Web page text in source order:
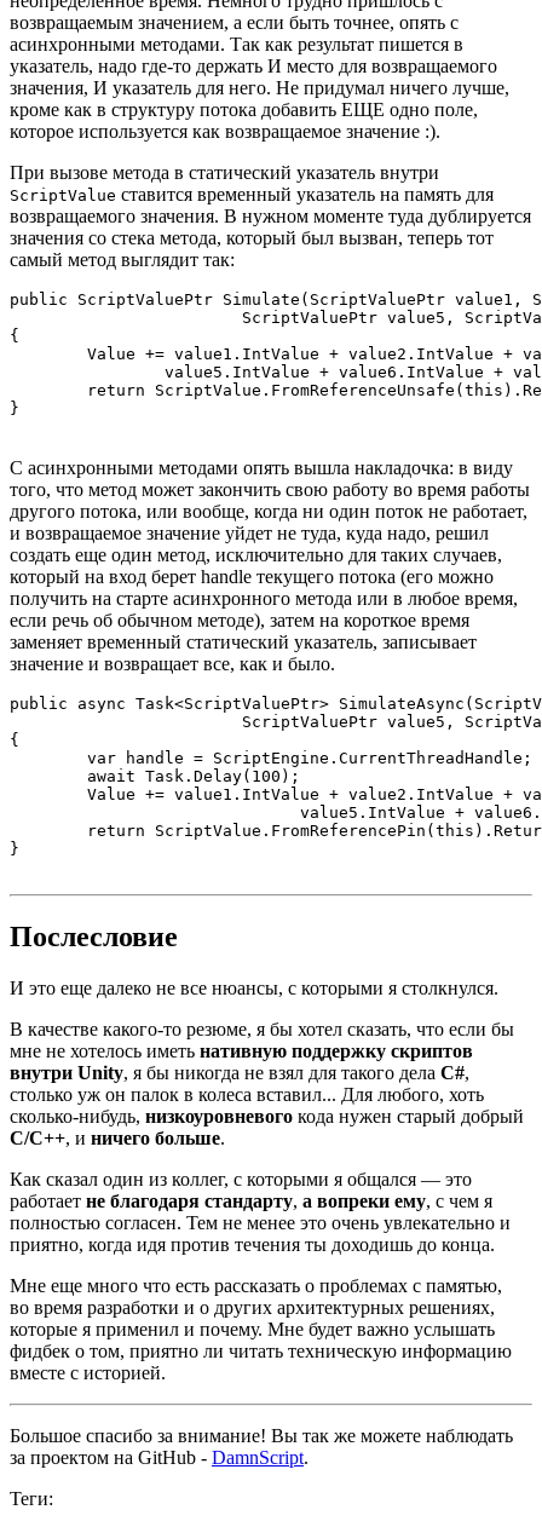
возвращаемым значением, а если быть точнее, опять с
асинхронными методами. Так как результат пишется в
указатель, надо где-то держать И место для возвращаемого
значения, И указатель для него. Не придумал ничего лучше,
кроме как в структуру потока добавить ЕЩЕ одно поле,
которое используется как возвращаемое значение :).
При вызове метода в статический указатель внутри
ScriptValue ставится временный указатель на память для
возвращаемого значения. В нужном моменте туда дублируется
значения со стека метода, который был вызван, теперь тот
самый метод выглядит так:
public ScriptValuePtr Simulate(ScriptValuePtr
{
}
С асинхронными методами опять вышла накладочка: в виду
того, что метод может закончить свою работу во время работы
другого потока, или вообще, когда ни один поток не работает,
и возвращаемое значение уйдет не туда, куда надо, решил
создать еще один метод, исключительно для таких случаев,
который на вход берет handle текущего потока (его можно
получить на старте асинхронного метода или в любое время,
если речь об обычном методе), затем на короткое время
заменяет временный статический указатель, записывает
значение и возвращает все, как и было.
public async Task<ScriptValuePtr>
{
}
Послесловие
И это еще далеко не все нюансы, с которыми я столкнулся.
В качестве какого‑то резюме, я бы хотел сказать, что если бы
мне не хотелось иметь нативную поддержку скриптов
внутри Unity, я бы никогда не взял для такого дела C#,
столько уж он палок в колеса вставил... Для любого, хоть
сколько‑нибудь, низкоуровневого кода нужен старый добрый
C/C++, и ничего больше.
Как сказал один из коллег, с которыми я общался — это
работает не благодаря стандарту, а вопреки ему, с чем я
полностью согласен. Тем не менее это очень увлекательно и
приятно, когда идя против течения ты доходишь до конца.
Мне еще много что есть рассказать о проблемах с памятью,
во время разработки и о других архитектурных решениях,
которые я применил и почему. Мне будет важно услышать
фидбек о том, приятно ли читать техническую информацию
вместе с историей.
Большое спасибо за внимание! Вы так же можете наблюдать
за проектом на GitHub - DamnScript.
Теги: